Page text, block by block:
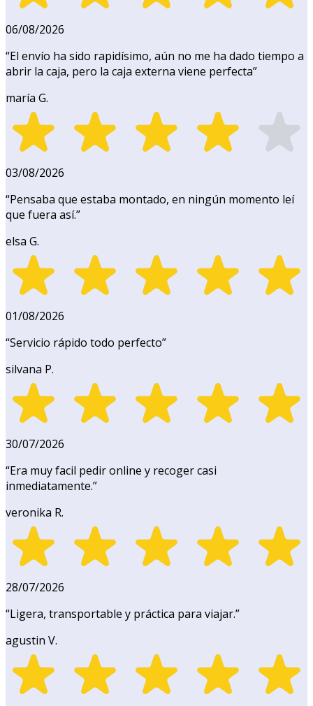
06/08/2026
“El envío ha sido rapidísimo, aún no me ha dado tiempo a
abrir la caja, pero la caja externa viene perfecta”
maría G.
03/08/2026
“Pensaba que estaba montado, en ningún momento leí
que fuera así.”
elsa G.
01/08/2026
“Servicio rápido todo perfecto”
silvana P.
30/07/2026
“Era muy facil pedir online y recoger casi
inmediatamente.”
veronika R.
28/07/2026
“Ligera, transportable y práctica para viajar.”
agustin V.